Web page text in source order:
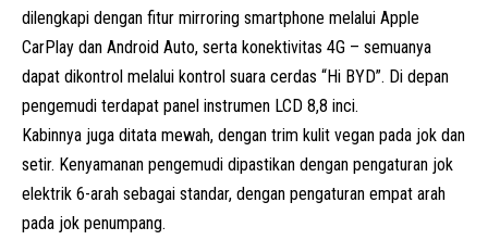
dilengkapi dengan fitur mirroring smartphone melalui Apple
CarPlay dan Android Auto, serta konektivitas 4G – semuanya
dapat dikontrol melalui kontrol suara cerdas “Hi BYD”. Di depan
pengemudi terdapat panel instrumen LCD 8,8 inci.
Kabinnya juga ditata mewah, dengan trim kulit vegan pada jok dan
setir. Kenyamanan pengemudi dipastikan dengan pengaturan jok
elektrik 6-arah sebagai standar, dengan pengaturan empat arah
pada jok penumpang.